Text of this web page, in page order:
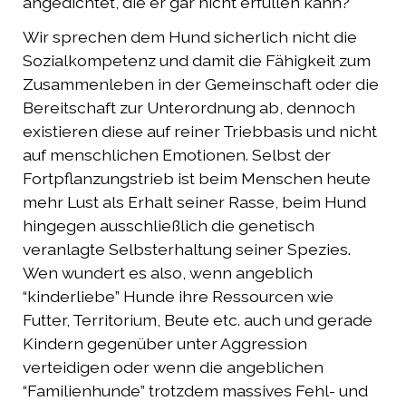
Wir sprechen dem Hund sicherlich nicht die
Sozialkompetenz und damit die Fähigkeit zum
Zusammenleben in der Gemeinschaft oder die
Bereitschaft zur Unterordnung ab, dennoch
existieren diese auf reiner Triebbasis und nicht
auf menschlichen Emotionen. Selbst der
Fortpflanzungstrieb ist beim Menschen heute
mehr Lust als Erhalt seiner Rasse, beim Hund
hingegen ausschließlich die genetisch
veranlagte Selbsterhaltung seiner Spezies.
Wen wundert es also, wenn angeblich
“kinderliebe” Hunde ihre Ressourcen wie
Futter, Territorium, Beute etc. auch und gerade
Kindern gegenüber unter Aggression
verteidigen oder wenn die angeblichen
“Familienhunde” trotzdem massives Fehl- und